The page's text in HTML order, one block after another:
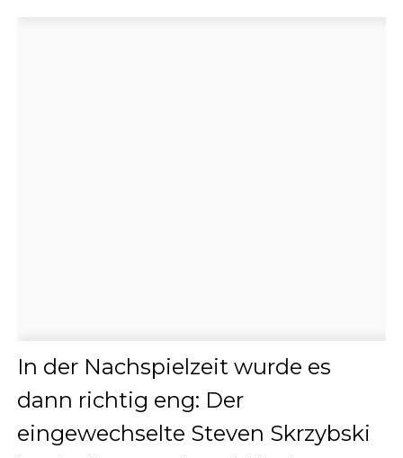
In der Nachspielzeit wurde es
dann richtig eng: Der
eingewechselte Steven Skrzybski